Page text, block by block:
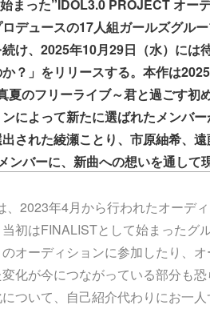
まった”IDOL3.0 PROJECT オー
デュースの17人組ガールズグル
け、2025年10月29日（水）に
？」をリリースする。本作は
夏のフリーライブ～君と過ごす初
によって新たに選ばれたメンバ
された綾瀬ことり、市原紬希、
ンバーに、新曲への想いを通して
2023年4月から行われたオーデ
初はFINALISTとして始まったグ
オーディションに参加したり、
化が今につながっている部分も
ついて、自己紹介代わりにお一人